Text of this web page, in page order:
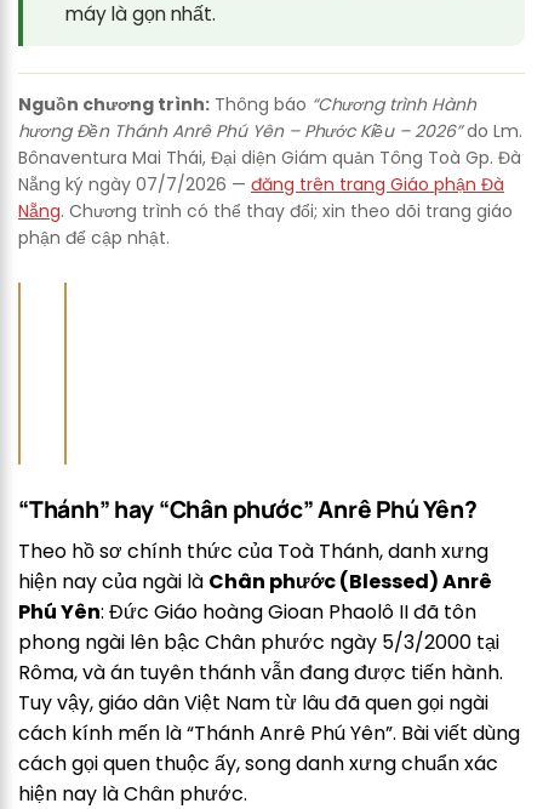
máy là gọn nhất.
Nguồn chương trình: Thông báo “Chương trình Hành
hương Đền Thánh Anrê Phú Yên – Phước Kiều – 2026”do Lm.
Bônaventura Mai Thái, Đại diện Giám quản Tông Toà Gp. Đà
Nẵng ký ngày 07/7/2026 — đăng trên trang Giáo phận Đà
Nẵng. Chương trình có thể thay đổi; xin theo dõi trang giáo
phận để cập nhật.
“Thánh” hay “Chân phước” Anrê Phú Yên?
Theo hồ sơ chính thức của Toà Thánh, danh xưng
hiện nay của ngài là Chân phước (Blessed) Anrê
Phú Yên: Đức Giáo hoàng Gioan Phaolô II đã tôn
phong ngài lên bậc Chân phước ngày 5/3/2000 tại
Rôma, và án tuyên thánh vẫn đang được tiến hành.
Tuy vậy, giáo dân Việt Nam từ lâu đã quen gọi ngài
cách kính mến là “Thánh Anrê Phú Yên”. Bài viết dùng
cách gọi quen thuộc ấy, song danh xưng chuẩn xác
hiện nay là Chân phước.